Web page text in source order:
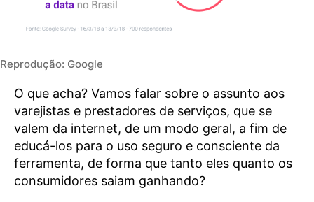
Reprodução: Google
O que acha? Vamos falar sobre o assunto aos
varejistas e prestadores de serviços, que se
valem da internet, de um modo geral, a fim de
educá-los para o uso seguro e consciente da
ferramenta, de forma que tanto eles quanto os
consumidores saiam ganhando?